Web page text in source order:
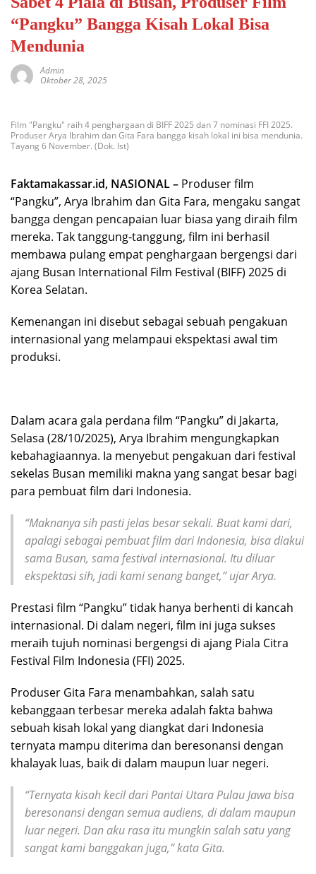
“Pangku” Bangga Kisah Lokal Bisa
Mendunia
Admin
Oktober 28, 2025
Film "Pangku" raih 4 penghargaan di BIFF 2025 dan 7 nominasi FFI 2025.
Produser Arya Ibrahim dan Gita Fara bangga kisah lokal ini bisa mendunia.
Tayang 6 November. (Dok. Ist)
Faktamakassar.id, NASIONAL – Produser film
“Pangku”, Arya Ibrahim dan Gita Fara, mengaku sangat
bangga dengan pencapaian luar biasa yang diraih film
mereka. Tak tanggung-tanggung, film ini berhasil
membawa pulang empat penghargaan bergengsi dari
ajang Busan International Film Festival (BIFF) 2025 di
Korea Selatan.
Kemenangan ini disebut sebagai sebuah pengakuan
internasional yang melampaui ekspektasi awal tim
produksi.
Dalam acara gala perdana film “Pangku” di Jakarta,
Selasa (28/10/2025), Arya Ibrahim mengungkapkan
kebahagiaannya. Ia menyebut pengakuan dari festival
sekelas Busan memiliki makna yang sangat besar bagi
para pembuat film dari Indonesia.
“Maknanya sih pasti jelas besar sekali. Buat kami dari,
apalagi sebagai pembuat film dari Indonesia, bisa diakui
sama Busan, sama festival internasional. Itu diluar
ekspektasi sih, jadi kami senang banget,” ujar Arya.
Prestasi film “Pangku” tidak hanya berhenti di kancah
internasional. Di dalam negeri, film ini juga sukses
meraih tujuh nominasi bergengsi di ajang Piala Citra
Festival Film Indonesia (FFI) 2025.
Produser Gita Fara menambahkan, salah satu
kebanggaan terbesar mereka adalah fakta bahwa
sebuah kisah lokal yang diangkat dari Indonesia
ternyata mampu diterima dan beresonansi dengan
khalayak luas, baik di dalam maupun luar negeri.
“Ternyata kisah kecil dari Pantai Utara Pulau Jawa bisa
beresonansi dengan semua audiens, di dalam maupun
luar negeri. Dan aku rasa itu mungkin salah satu yang
sangat kami banggakan juga,” kata Gita.